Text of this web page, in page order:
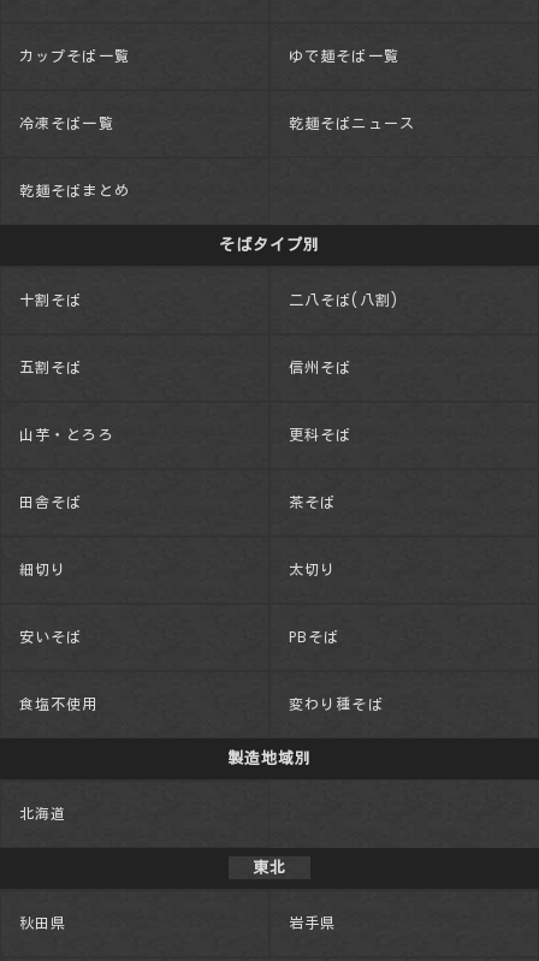
カップそば一覧 ゆで麺そば一覧
冷凍そば一覧 乾麺そばニュース
乾麺そばまとめ
そばタイプ別
十割そば 二八そば(八割)
五割そば 信州そば
山芋・とろろ 更科そば
田舎そば 茶そば
細切り 太切り
安いそば PBそば
食塩不使用 変わり種そば
製造地域別
北海道
東北
秋田県 岩手県